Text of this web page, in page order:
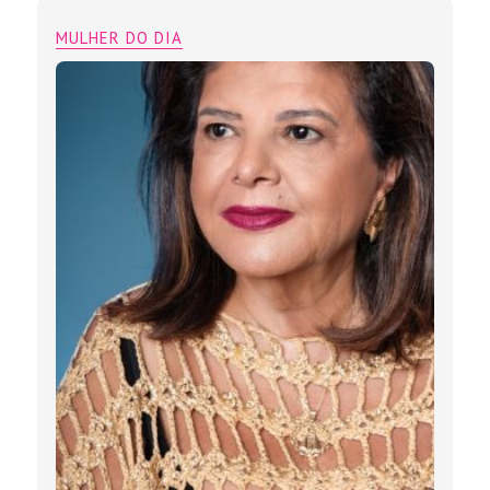
MULHER DO DIA